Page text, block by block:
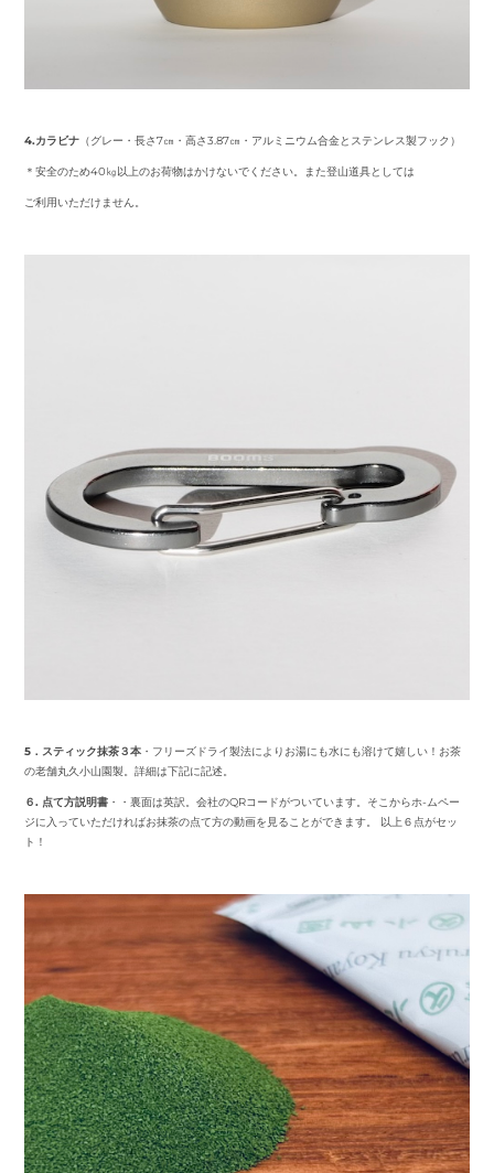
4.カラビナ （グレー・長さ7㎝・高さ3.87㎝・アルミニウム合金とステンレス製フック）
＊安全のため40㎏以上のお荷物はかけないでください。また登山道具としては
ご利用いただけません。
5．スティック抹茶３本 ・フリーズドライ製法によりお湯にも水にも溶けて嬉しい！お茶
の老舗丸久小山園製。詳細は下記に記述。
６. 点て方説明書 ・・裏面は英訳。会社のQRコードがついています。そこからホ-ムペー
ジに入っていただければお抹茶の点て方の動画を見ることができます。 以上６点がセッ
ト！